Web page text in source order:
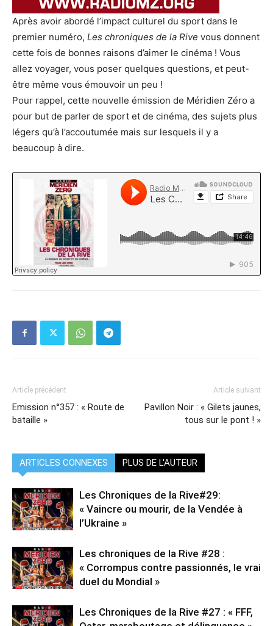
Après avoir abordé l’impact culturel du sport dans le
premier numéro, Les chroniques de la Rive vous donnent
cette fois de bonnes raisons d’aimer le cinéma ! Vous
allez voyager, vous poser quelques questions, et peut-
être même vous émouvoir un peu !
Pour rappel, cette nouvelle émission de Méridien Zéro a
pour but de parler de sport et de cinéma, des sujets plus
légers qu’à l’accoutumée mais sur lesquels il y a
beaucoup à dire.
Article précédent
Emission n°357 : « Route de
bataille »
Article suivant
Pavillon Noir : « Gilets jaunes,
tous sur le pont ! »
ARTICLES CONNEXES PLUS DE L'AUTEUR
Les Chroniques de la Rive#29:
« Vaincre ou mourir, de la Vendée à
l’Ukraine »
Les chroniques de la Rive #28 :
« Corrompus contre passionnés, le vrai
duel du Mondial »
Les Chroniques de la Rive #27 : « FFF,